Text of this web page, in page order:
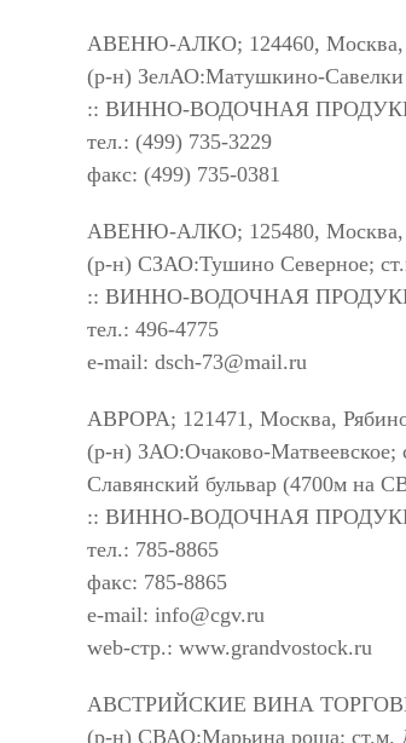
АВЕНЮ-АЛКО; 124460, Москва,
(р-н) ЗелАО:Матушкино-Савелки
:: ВИННО-ВОДОЧНАЯ
тел.: (499) 735-3229
факс: (499) 735-0381
АВЕНЮ-АЛКО; 125480, Москва,
(р-н) СЗАО:Тушино Северное;
:: ВИННО-ВОДОЧНАЯ
тел.: 496-4775
e-mail: dsch-73@mail.ru
АВРОРА; 121471, Москва,
(р-н) ЗАО:Очаково-
Славянский бульвар (4700м на
:: ВИННО-ВОДОЧНАЯ
тел.: 785-8865
факс: 785-8865
e-mail: info@cgv.ru
web-стр.: www.grandvostock.ru
АВСТРИЙСКИЕ ВИНА ТОРГОВЫЙ
(р-н) СВАО:Марьина роща; ст.м.